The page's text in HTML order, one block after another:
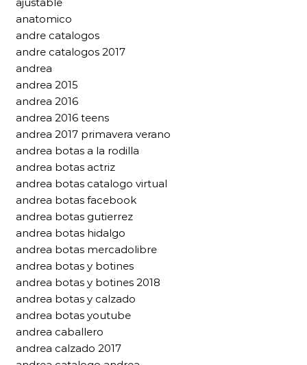
anatomico
andre catalogos
andre catalogos 2017
andrea
andrea 2015
andrea 2016
andrea 2016 teens
andrea 2017 primavera verano
andrea botas a la rodilla
andrea botas actriz
andrea botas catalogo virtual
andrea botas facebook
andrea botas gutierrez
andrea botas hidalgo
andrea botas mercadolibre
andrea botas y botines
andrea botas y botines 2018
andrea botas y calzado
andrea botas youtube
andrea caballero
andrea calzado 2017